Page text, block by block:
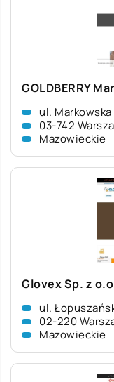
GOLDBERRY
ul.
03-742
Mazowieckie
Glovex Sp. z
ul.
02-220
Mazowieckie